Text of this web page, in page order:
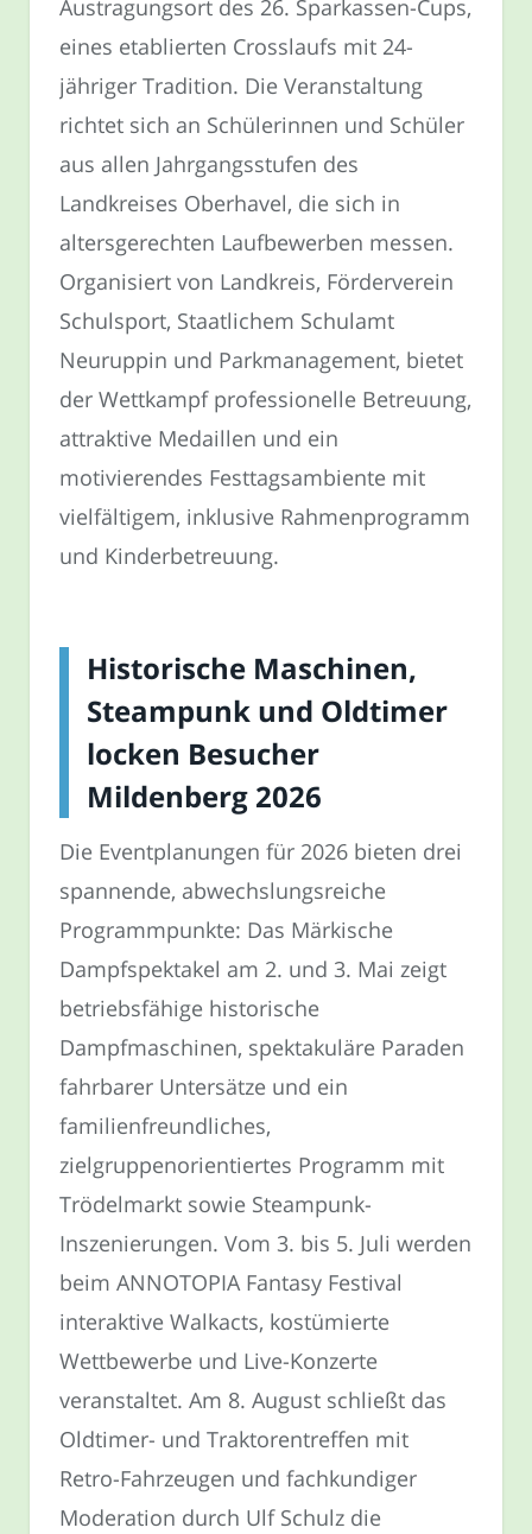
Austragungsort des 26. Sparkassen-Cups,
eines etablierten Crosslaufs mit 24-
jähriger Tradition. Die Veranstaltung
richtet sich an Schülerinnen und Schüler
aus allen Jahrgangsstufen des
Landkreises Oberhavel, die sich in
altersgerechten Laufbewerben messen.
Organisiert von Landkreis, Förderverein
Schulsport, Staatlichem Schulamt
Neuruppin und Parkmanagement, bietet
der Wettkampf professionelle Betreuung,
attraktive Medaillen und ein
motivierendes Festtagsambiente mit
vielfältigem, inklusive Rahmenprogramm
und Kinderbetreuung.
Historische Maschinen,
Steampunk und Oldtimer
locken Besucher
Mildenberg 2026
Die Eventplanungen für 2026 bieten drei
spannende, abwechslungsreiche
Programmpunkte: Das Märkische
Dampfspektakel am 2. und 3. Mai zeigt
betriebsfähige historische
Dampfmaschinen, spektakuläre Paraden
fahrbarer Untersätze und ein
familienfreundliches,
zielgruppenorientiertes Programm mit
Trödelmarkt sowie Steampunk-
Inszenierungen. Vom 3. bis 5. Juli werden
beim ANNOTOPIA Fantasy Festival
interaktive Walkacts, kostümierte
Wettbewerbe und Live-Konzerte
veranstaltet. Am 8. August schließt das
Oldtimer- und Traktorentreffen mit
Retro-Fahrzeugen und fachkundiger
Moderation durch Ulf Schulz die